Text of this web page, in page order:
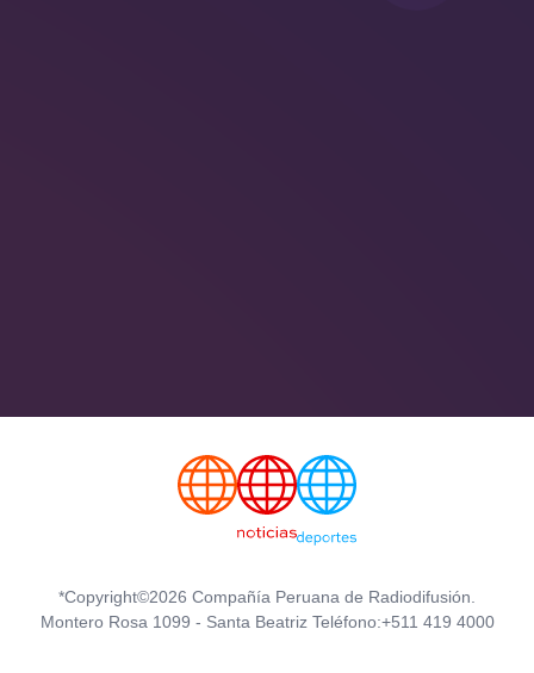
*Copyright©2026 Compañía Peruana de Radiodifusión.
Montero Rosa 1099 - Santa Beatriz Teléfono:+511 419 4000